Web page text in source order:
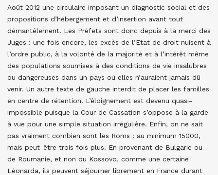
Août 2012 une circulaire imposant un diagnostic social et des
propositions d’hébergement et d’insertion avant tout
démantèlement. Les Préfets sont donc depuis à la merci des
Juges : une fois encore, les excès de l’Etat de droit nuisent à
l’ordre public, à la volonté de la majorité et à l’intérêt même
des populations soumises à des conditions de vie insalubres
ou dangereuses dans un pays où elles n’auraient jamais dû
venir. Un autre texte de gauche interdit de placer les familles
en centre de rétention. L’éloignement est devenu quasi-
impossible puisque la Cour de Cassation s’oppose à la garde
à vue pour une simple situation irrégulière. Enfin, on ne sait
pas vraiment combien sont les Roms : au minimum 15000,
mais peut-être trois fois plus. En provenant de Bulgarie ou
de Roumanie, et non du Kossovo, comme une certaine
Léonarda, ils peuvent séjourner librement en France durant